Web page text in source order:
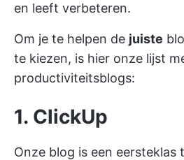
en leeft verbeteren.
Om je te helpen de juiste
te kiezen, is hier onze lijst
productiviteitsblogs:
1. ClickUp
Onze blog is een eersteklas